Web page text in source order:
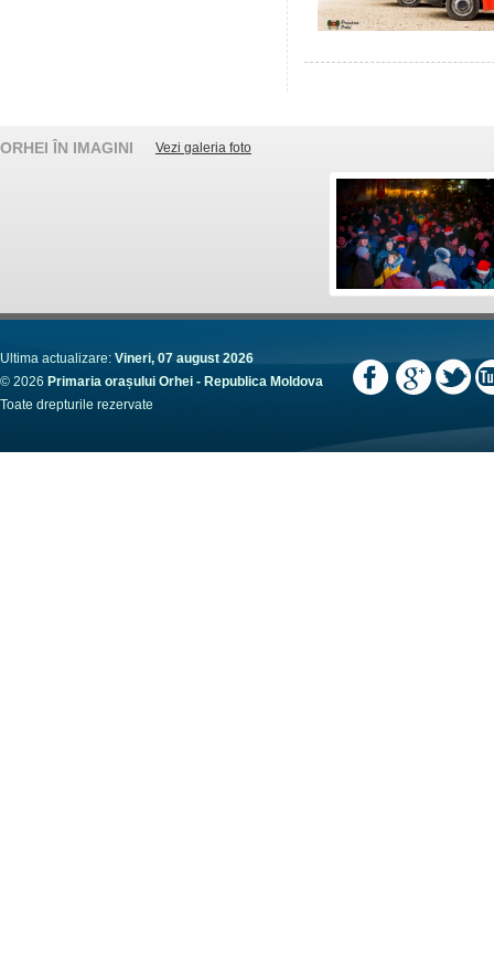
ORHEI ÎN IMAGINI Vezi galeria foto
Ultima actualizare: Vineri, 07 august 2026
© 2026 Primaria orașului Orhei - Republica Moldova
Toate drepturile rezervate